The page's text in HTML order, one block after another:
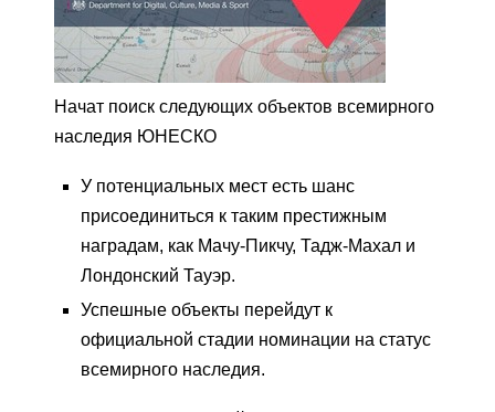
Начат поиск следующих объектов всемирного
наследия ЮНЕСКО
У потенциальных мест есть шанс
присоединиться к таким престижным
наградам, как Мачу-Пикчу, Тадж-Махал и
Лондонский Тауэр.
Успешные объекты перейдут к
официальной стадии номинации на статус
всемирного наследия.